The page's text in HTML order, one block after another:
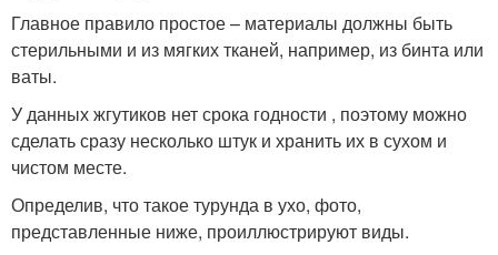
Главное правило простое – материалы должны быть
стерильными и из мягких тканей, например, из бинта или
ваты.
У данных жгутиков нет срока годности , поэтому можно
сделать сразу несколько штук и хранить их в сухом и
чистом месте.
Определив, что такое турунда в ухо, фото,
представленные ниже, проиллюстрируют виды.